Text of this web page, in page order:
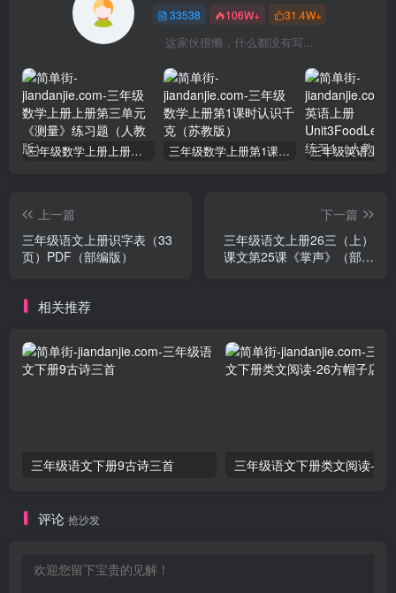
33538 106W+ 31.4W+
这家伙很懒，什么都没有写...
三年级数学上册上册第三单元《测量》练习题（人教版） 三年级数学上册第1课时认识千克（苏教版）
上一篇
三年级语文上册识字表（33
页）PDF（部编版）
下一篇
三年级语文上册26三（上）
课文第25课《掌声》（部编
相关推荐
三年级语文下册9古诗三首
评论 抢沙发